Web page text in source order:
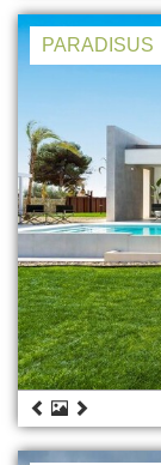
PARADISUS